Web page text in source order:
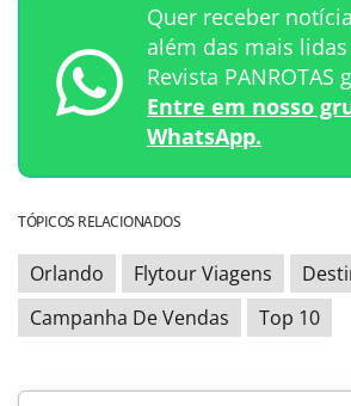
Quer receber
além das mais
Revista
Entre em nosso
WhatsApp.
TÓPICOS RELACIONADOS
Orlando Flytour Viagens
Campanha De Vendas
Top 10